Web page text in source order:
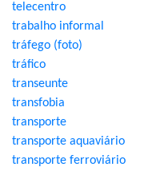
telecentro
trabalho informal
tráfego (foto)
tráfico
transeunte
transfobia
transporte
transporte aquaviário
transporte ferroviário